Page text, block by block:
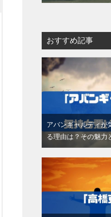
おすすめ記事
アバンギャルディが
る理由は？その魅力